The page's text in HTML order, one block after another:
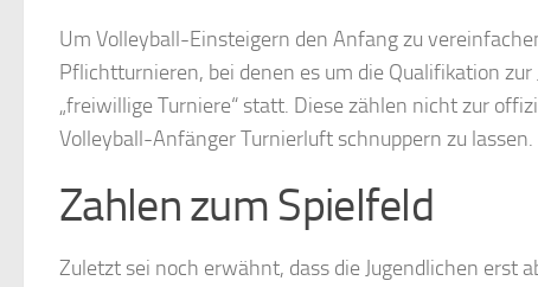
Um Volleyball-Einsteigern den Anfang zu
Pflichtturnieren, bei denen es um die Qualifikation
„freiwillige Turniere“ statt. Diese zählen nicht zur
Volleyball-Anfänger Turnierluft schnuppern zu lassen.
Zahlen zum Spielfeld
Zuletzt sei noch erwähnt, dass die Jugendlichen erst